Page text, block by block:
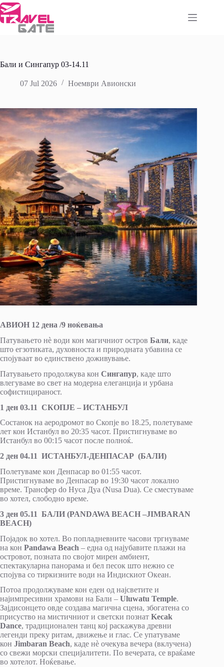
Skip
to
content
Бали и Сингапур 03-14.11
07 Jul 2026 Ноември Авионски
АВИОН 12 дена /9 ноќевања
Патувањето нè води кон магичниот остров Бали, каде
што егзотиката, духовноста и природната убавина се
спојуваат во единствено доживување.
Патувањето продолжува кон Сингапур, каде што
влегуваме во свет на модерна елеганција и урбана
софистицираност.
1 ден 03.11 СКОПЈЕ – ИСТАНБУЛ
Состанок на аеродромот во Скопје во 18.25, полетуваме
лет кон Истанбул во 20:35 часот. Пристигнуваме во
Истанбул во 00:15 часот после полноќ.
2 ден 04.11 ИСТАНБУЛ-ДЕНПАСАР (БАЛИ)
Полетуваме кон Денпасар во 01:55 часот.
Пристигнуваме во Денпасар во 19:30 часот локално
време. Трансфер do Нуса Дуа (Nusa Dua). Се сместуваме
во хотел, слободно време.
3 ден 05.11 БАЛИ (PANDAWA BEACH –JIMBARAN
BEACH)
Појадок во хотел. Во попладневните часови тргнуваме
на кон Pandawa Beach – една од најубавите плажи на
островот, позната по својот мирен амбиент,
спектакуларна панорама и бел песок што нежно се
спојува со тиркизните води на Индискиот Океан.
Потоа продолжуваме кон еден од најсветите и
најимпресивни храмови на Бали – Uluwatu Temple.
Зајдисонцето овде создава магична сцена, збогатена со
присуство на мистичниот и светски познат Kecak
Dance, традиционален танц кој раскажува древни
легенди преку ритам, движење и глас. Се упатуваме
кон Jimbaran Beach, каде нè очекува вечера (вклучена)
со свежи морски специјалитети. По вечерата, се враќаме
во хотелот. Ноќевање.